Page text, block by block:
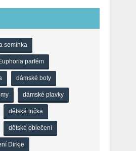
semínka
parfém
dámské boty
dámské plavky
dětská trička
dětské oblečení
Dirkje